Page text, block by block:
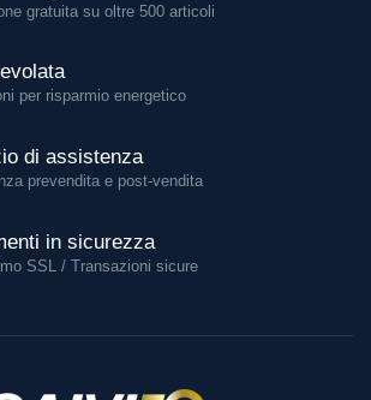
gratuita su oltre 500 articoli
per risparmio energetico
di assistenza
prevendita e post-vendita
in sicurezza
SSL / Transazioni sicure